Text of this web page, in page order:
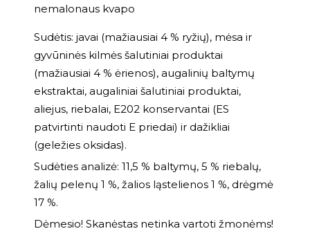
nemalonaus kvapo
Sudėtis: javai (mažiausiai 4 % ryžių), mėsa ir
gyvūninės kilmės šalutiniai produktai
(mažiausiai 4 % ėrienos), augalinių baltymų
ekstraktai, augaliniai šalutiniai produktai,
aliejus, riebalai, E202 konservantai (ES
patvirtinti naudoti E priedai) ir dažikliai
(geležies oksidas).
Sudėties analizė: 11,5 % baltymų, 5 % riebalų,
žalių pelenų 1 %, žalios ląstelienos 1 %, drėgmė
17 %.
Dėmesio! Skanėstas netinka vartoti žmonėms!